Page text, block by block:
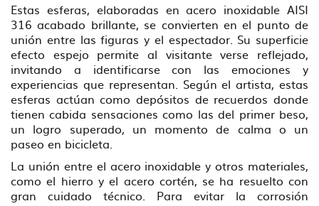
Estas esferas, elaboradas en acero inoxidable AISI
316 acabado brillante, se convierten en el punto de
unión entre las figuras y el espectador. Su superficie
efecto espejo permite al visitante verse reflejado,
invitando a identificarse con las emociones y
experiencias que representan. Según el artista, estas
esferas actúan como depósitos de recuerdos donde
tienen cabida sensaciones como las del primer beso,
un logro superado, un momento de calma o un
paseo en bicicleta.
La unión entre el acero inoxidable y otros materiales,
como el hierro y el acero cortén, se ha resuelto con
gran cuidado técnico. Para evitar la corrosión